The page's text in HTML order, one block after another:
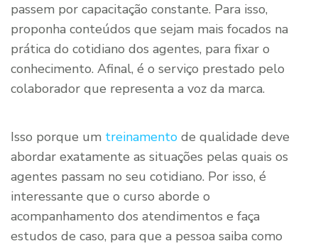
passem por capacitação constante. Para isso,
proponha conteúdos que sejam mais focados na
prática do cotidiano dos agentes, para fixar o
conhecimento. Afinal, é o serviço prestado pelo
colaborador que representa a voz da marca.
Isso porque um treinamento de qualidade deve
abordar exatamente as situações pelas quais os
agentes passam no seu cotidiano. Por isso, é
interessante que o curso aborde o
acompanhamento dos atendimentos e faça
estudos de caso, para que a pessoa saiba como